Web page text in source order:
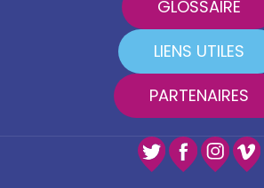
GLOSSAIRE
LIENS UTILES
PARTENAIRES